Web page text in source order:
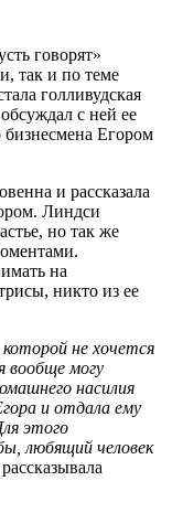
говорят»
так и по теме
голливудская
с ней ее
Егором
и рассказала
Линдси
но так же
на
никто из ее
не хочется
вообще могу
насилия
и отдала ему
этого
любящий человек